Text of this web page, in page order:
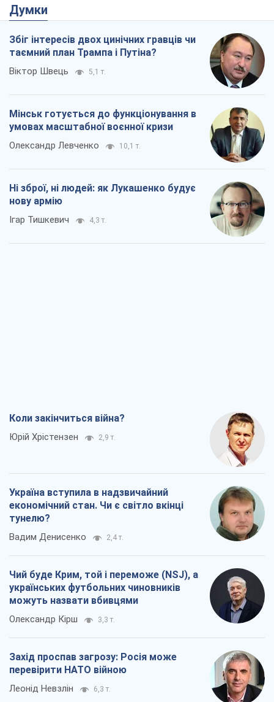
Думки
Збіг інтересів двох цинічних гравців чи
таємний план Трампа і Путіна?
Віктор Швець 5,1 т.
Мінськ готується до функціонування в
умовах масштабної воєнної кризи
Олександр Левченко 10,1 т.
Ні зброї, ні людей: як Лукашенко будує
нову армію
Ігар Тишкевич 4,3 т.
Коли закінчиться війна?
Юрій Хрістензен 2,9 т.
Україна вступила в надзвичайний
економічний стан. Чи є світло вкінці
тунелю?
Вадим Денисенко 2,4 т.
Чий буде Крим, той і переможе (NSJ), а
українських футбольних чиновників
можуть назвати вбивцями
Олександр Кірш 3,3 т.
Захід проспав загрозу: Росія може
перевірити НАТО війною
Леонід Невзлін 6,3 т.